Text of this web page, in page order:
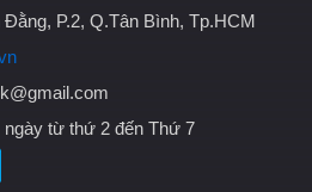
Đằng, P.2, Q.Tân Bình, Tp.HCM
từ thứ 2 đến Thứ 7